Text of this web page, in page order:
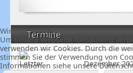
Termine
Dezember
Wir benutzen Cookies
Um unsere Webseite fortlaufend
verwenden wir Cookies. Durch die
stimmen Sie der Verwendung von
Informationen siehe unsere